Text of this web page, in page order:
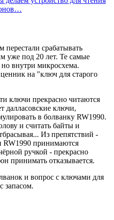
срабатывать
уже под 20 лет. Те самые
внутри микросхема.
на "ключ для старого
ключи прекрасно читаются
далласовские ключи,
в болванку RW1990.
и считать байты и
Из препятствий -
RW1990 принимаются
ручкой - прекрасно
принимать отказывается.
и вопрос с ключами для
запасом.